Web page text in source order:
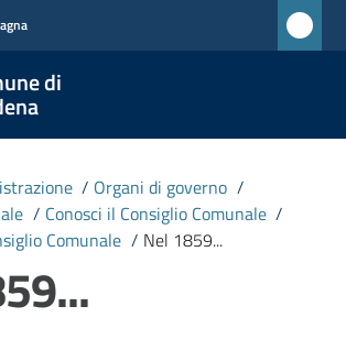
di
/ Organi di governo /
/ Conosci il Consiglio Comunale /
Comunale / Nel 1859...